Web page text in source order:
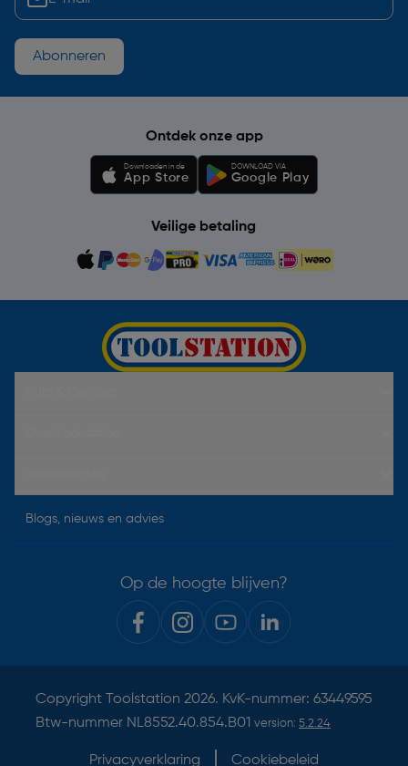
Abonneren
Ontdek onze app
Downloaden in de
App Store
DOWNLOAD VIA
Google Play
Veilige betaling
Blogs, nieuws en advies
Op de hoogte blijven?
Copyright Toolstation 2026. KvK-nummer: 63449595
Btw-nummer NL8552.40.854.B01 version: 5.2.24
Privacyverklaring Cookiebeleid